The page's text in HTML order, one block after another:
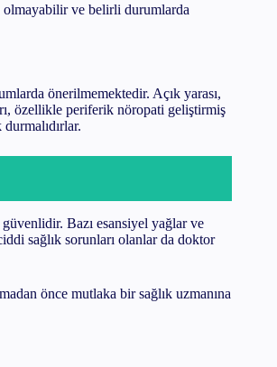
ve belirli durumlarda
önerilmemektedir. Açık yarası,
özellikle periferik nöropati geliştirmiş
Bazı esansiyel yağlar ve
sağlık sorunları olanlar da doktor
önce mutlaka bir sağlık uzmanına